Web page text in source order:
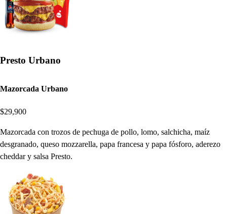
Presto Urbano
Mazorcada Urbano
$29,900
Mazorcada con trozos de pechuga de pollo, lomo, salchicha, maíz
desgranado, queso mozzarella, papa francesa y papa fósforo, aderezo
cheddar y salsa Presto.